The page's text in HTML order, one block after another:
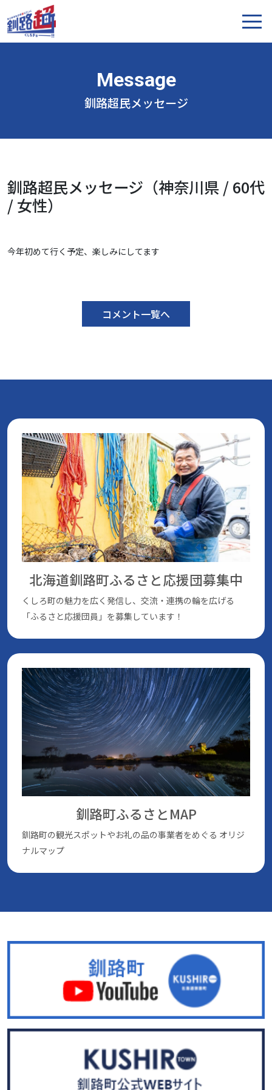
釧路超民メッセージ
釧路超民メッセージ（神奈川県 / 60代
/ 女性）
今年初めて行く予定、楽しみにしてます
コメント一覧へ
北海道釧路町ふるさと応援団募集中
くしろ町の魅⼒を広く発信し、交流・連携の輪を広げる
「ふるさと応援団員」を募集しています！
釧路町ふるさとMAP
釧路町の観光スポットやお礼の品の事業者をめぐる オリジ
ナルマップ